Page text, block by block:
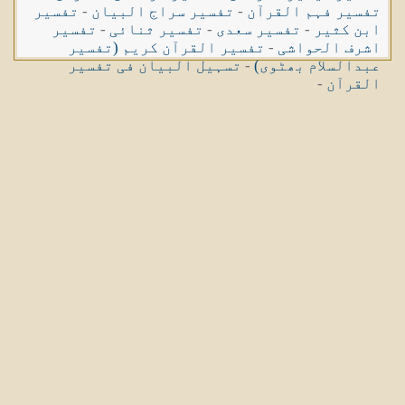
تفسیر فہم القرآن - تفسیر سراج البیان - تفسیر
ابن کثیر - تفسیر سعدی - تفسیر ثنائی - تفسیر
اشرف الحواشی - تفسیر القرآن کریم (تفسیر
عبدالسلام بھٹوی)-تسہیل البیان فی تفسیر
القرآن -